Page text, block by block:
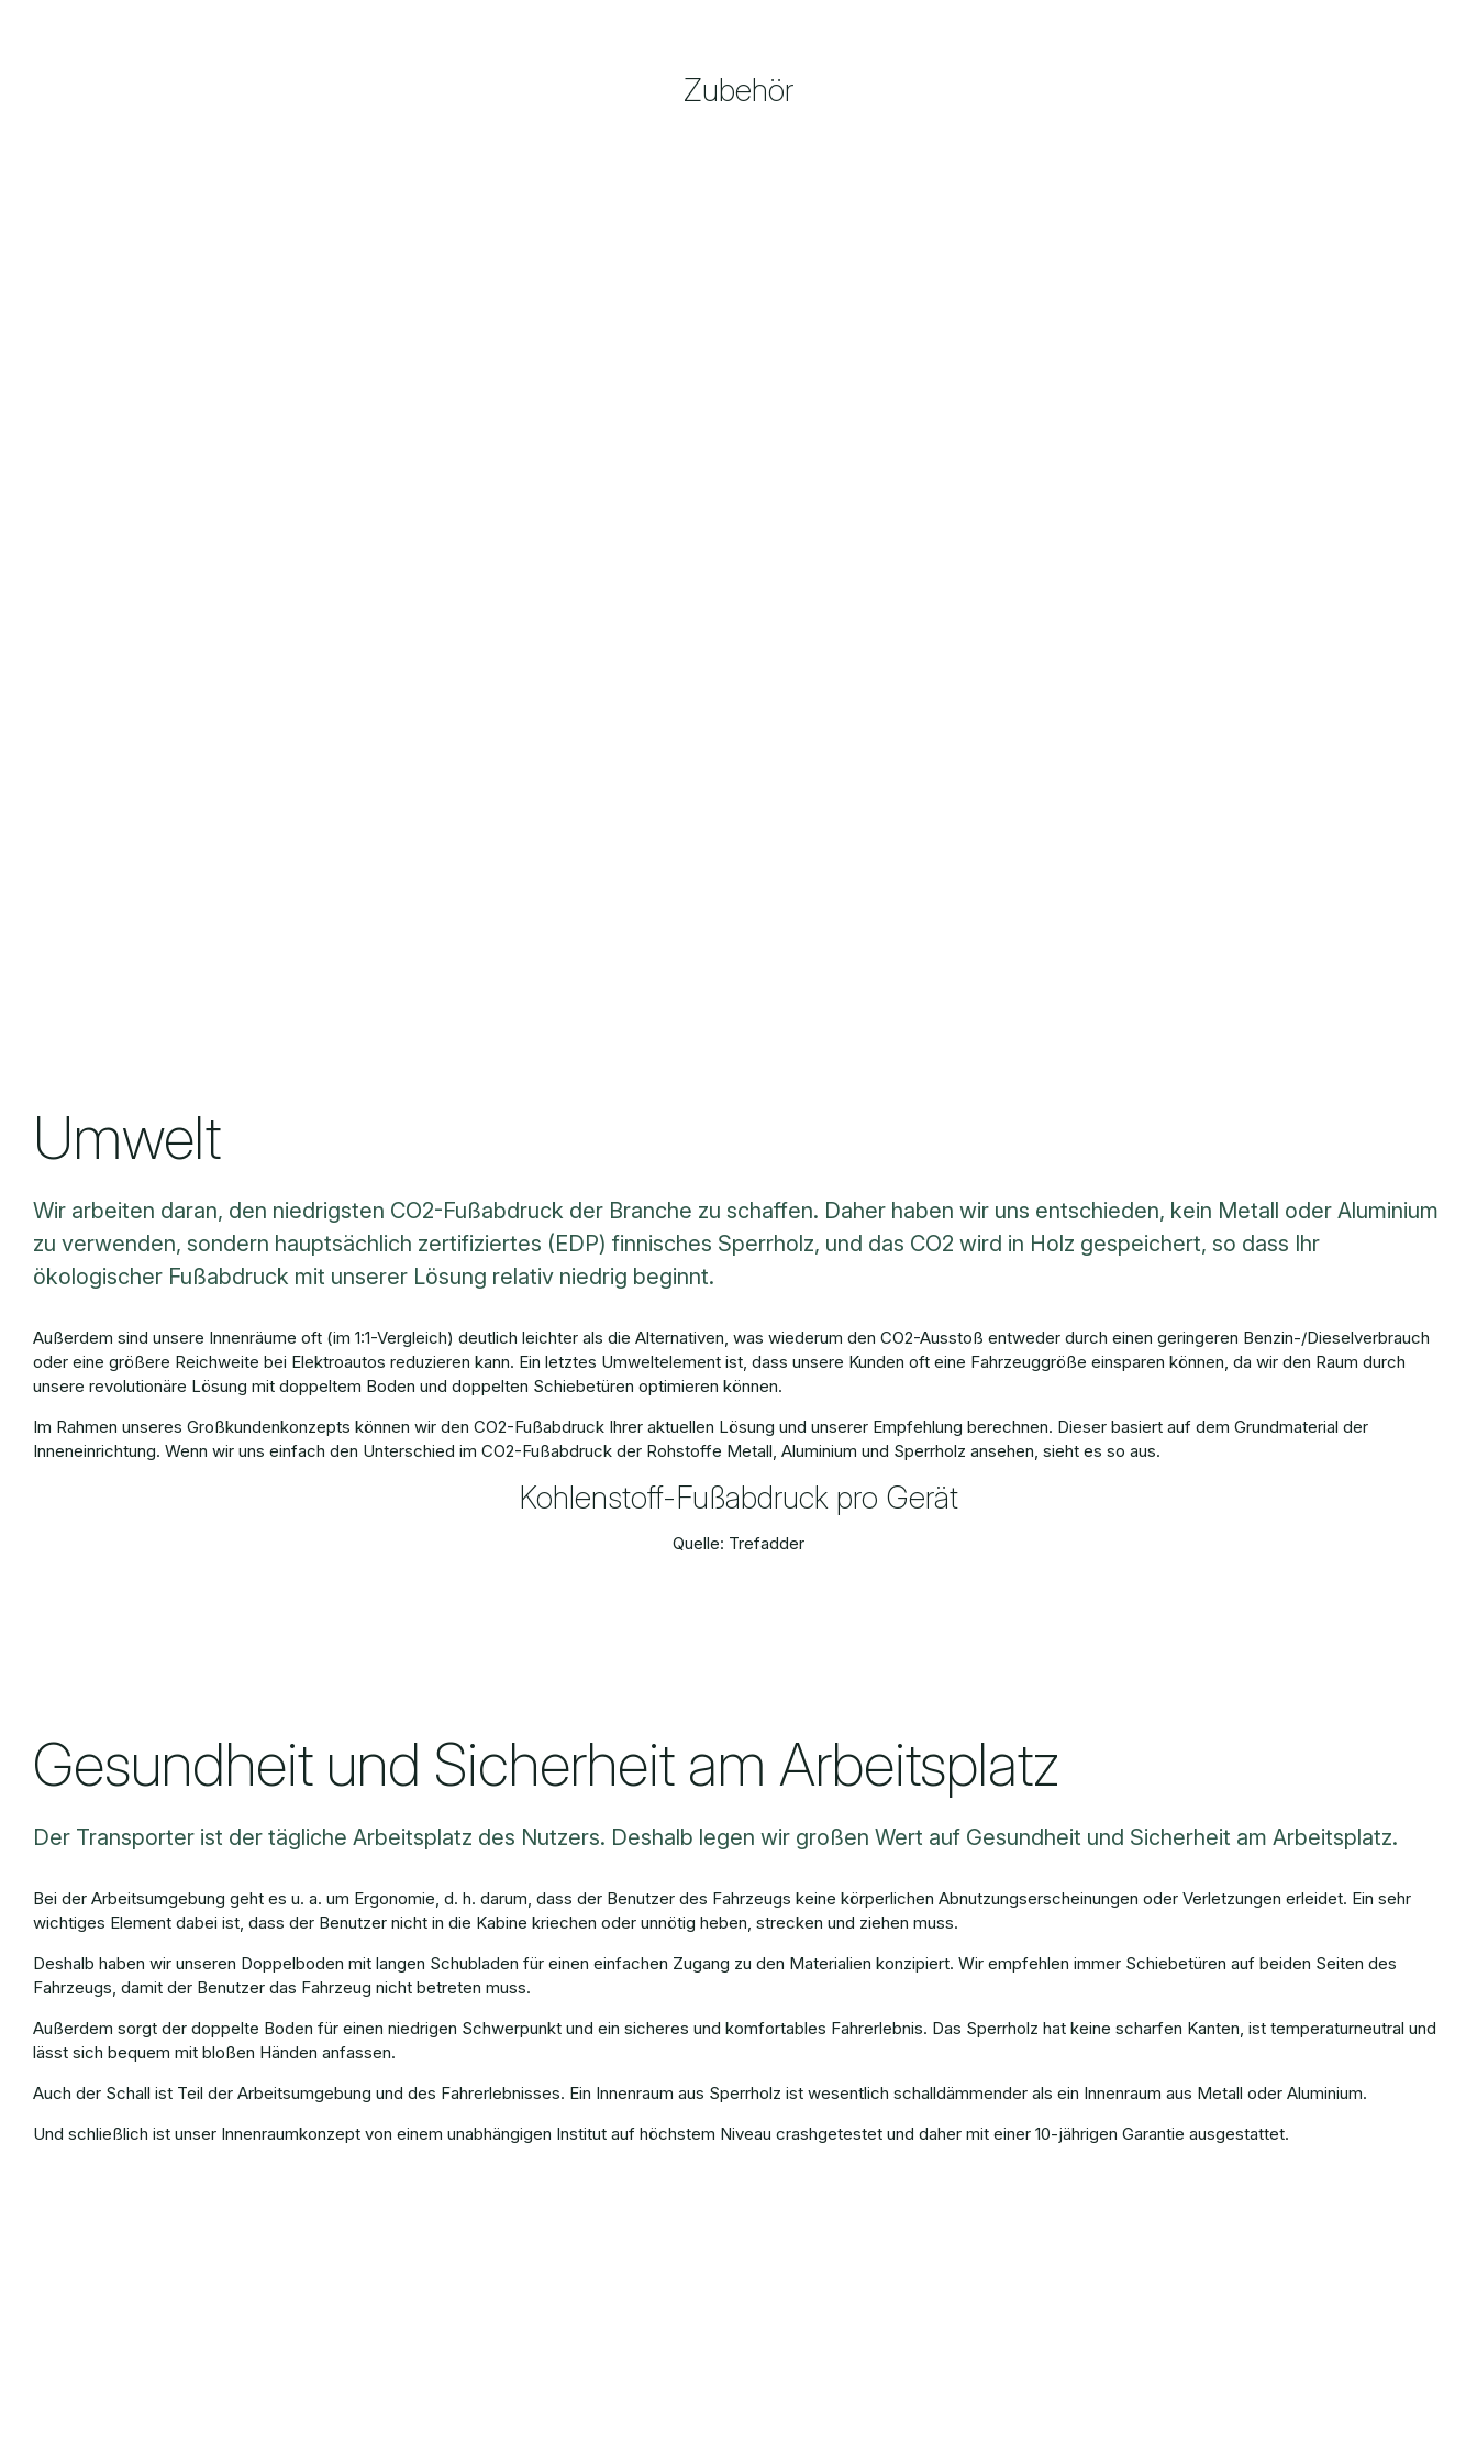
Zubehör
Umwelt
Wir arbeiten daran, den niedrigsten CO2-Fußabdruck der Branche zu schaffen. Daher haben wir uns entschieden, kein Metall oder Aluminium
zu verwenden, sondern hauptsächlich zertifiziertes (EDP) finnisches Sperrholz, und das CO2 wird in Holz gespeichert, so dass Ihr
ökologischer Fußabdruck mit unserer Lösung relativ niedrig beginnt.
Außerdem sind unsere Innenräume oft (im 1:1-Vergleich) deutlich leichter als die Alternativen, was wiederum den CO2-Ausstoß entweder durch einen geringeren Benzin-/Dieselverbrauch
oder eine größere Reichweite bei Elektroautos reduzieren kann. Ein letztes Umweltelement ist, dass unsere Kunden oft eine Fahrzeuggröße einsparen können, da wir den Raum durch
unsere revolutionäre Lösung mit doppeltem Boden und doppelten Schiebetüren optimieren können.
Im Rahmen unseres Großkundenkonzepts können wir den CO2-Fußabdruck Ihrer aktuellen Lösung und unserer Empfehlung berechnen. Dieser basiert auf dem Grundmaterial der
Inneneinrichtung. Wenn wir uns einfach den Unterschied im CO2-Fußabdruck der Rohstoffe Metall, Aluminium und Sperrholz ansehen, sieht es so aus.
Kohlenstoff-Fußabdruck pro Gerät
Quelle: Trefadder
Gesundheit und Sicherheit am Arbeitsplatz
Der Transporter ist der tägliche Arbeitsplatz des Nutzers. Deshalb legen wir großen Wert auf Gesundheit und Sicherheit am Arbeitsplatz.
Bei der Arbeitsumgebung geht es u. a. um Ergonomie, d. h. darum, dass der Benutzer des Fahrzeugs keine körperlichen Abnutzungserscheinungen oder Verletzungen erleidet. Ein sehr
wichtiges Element dabei ist, dass der Benutzer nicht in die Kabine kriechen oder unnötig heben, strecken und ziehen muss.
Deshalb haben wir unseren Doppelboden mit langen Schubladen für einen einfachen Zugang zu den Materialien konzipiert. Wir empfehlen immer Schiebetüren auf beiden Seiten des
Fahrzeugs, damit der Benutzer das Fahrzeug nicht betreten muss.
Außerdem sorgt der doppelte Boden für einen niedrigen Schwerpunkt und ein sicheres und komfortables Fahrerlebnis. Das Sperrholz hat keine scharfen Kanten, ist temperaturneutral und
lässt sich bequem mit bloßen Händen anfassen.
Auch der Schall ist Teil der Arbeitsumgebung und des Fahrerlebnisses. Ein Innenraum aus Sperrholz ist wesentlich schalldämmender als ein Innenraum aus Metall oder Aluminium.
Und schließlich ist unser Innenraumkonzept von einem unabhängigen Institut auf höchstem Niveau crashgetestet und daher mit einer 10-jährigen Garantie ausgestattet.